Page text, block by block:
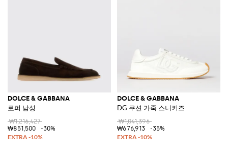
DOLCE & GABBANA
로퍼 남성
₩1,216,427
₩851,500
-30%
DOLCE & GABBANA
DG 쿠션 가죽 스니커즈
₩1,041,396
₩676,913
-35%